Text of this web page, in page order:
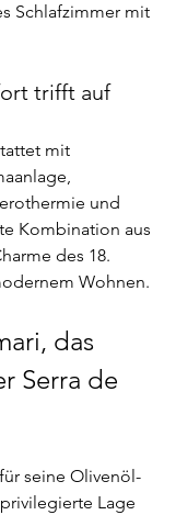
Schlafzimmer mit
trifft auf
mit
und
Kombination aus
des 18.
Wohnen.
das
Serra de
seine Olivenöl-
Lage